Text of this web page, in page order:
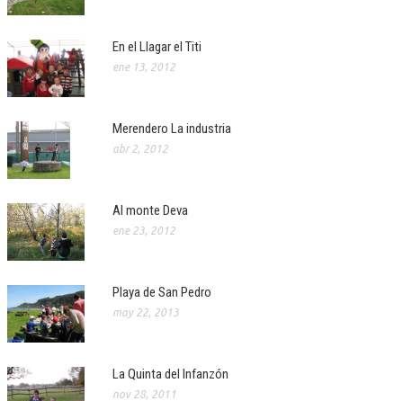
En el Llagar el Titi
ene 13, 2012
Merendero La industria
abr 2, 2012
Al monte Deva
ene 23, 2012
Playa de San Pedro
may 22, 2013
La Quinta del Infanzón
nov 28, 2011